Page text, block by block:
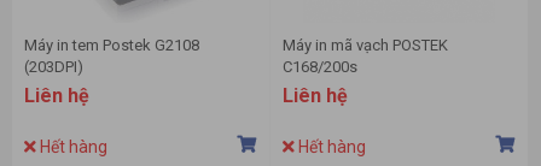
Máy in tem Postek G2108
(203DPI)
Liên hệ
Hết hàng
Máy in mã vạch POSTEK
C168/200s
Liên hệ
Hết hàng